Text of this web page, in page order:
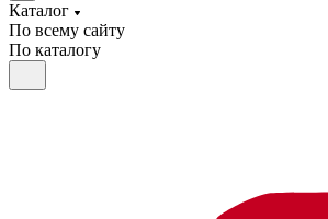
Каталог
По всему сайту
По каталогу